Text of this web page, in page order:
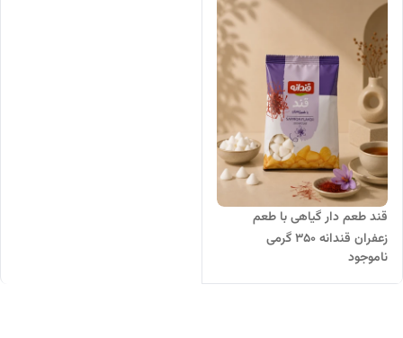
قند طعم دار گیاهی با طعم
زعفران قندانه 350 گرمی
ناموجود